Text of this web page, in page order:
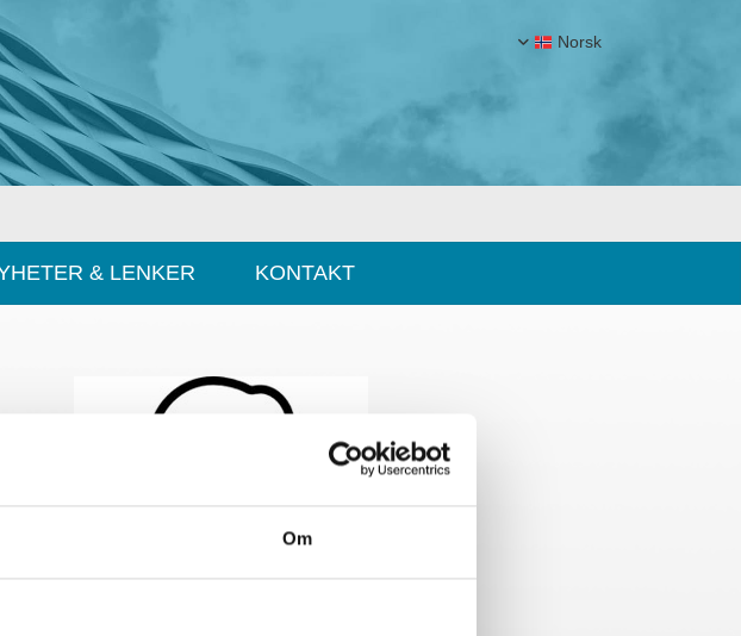
Om
Norsk
& LENKER KONTAKT